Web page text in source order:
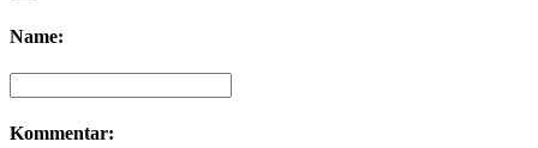
Name:
Kommentar: